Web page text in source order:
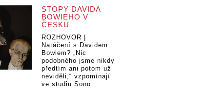
STOPY DAVIDA
BOWIEHO V
ČESKU
ROZHOVOR |
Natáčení s Davidem
Bowiem? „Nic
podobného jsme nikdy
předtím ani potom už
neviděli,“ vzpomínají
ve studiu Sono